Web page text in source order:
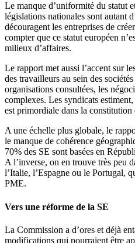
Le manque d’uniformité du statut
législations nationales sont autant
découragent les entreprises de
compter que ce statut européen
milieux d’affaires.
Le rapport met aussi l’accent sur
des travailleurs au sein des
organisations consultées, les
complexes. Les syndicats
est primordiale dans la constitution
A une échelle plus globale, le
le manque de cohérence
70% des SE sont basées en
A l’inverse, on en trouve très peu
l’Italie, l’Espagne ou le Portugal,
PME.
Vers une réforme de la SE
La Commission a d’ores et déjà
modifications qui pourraient être